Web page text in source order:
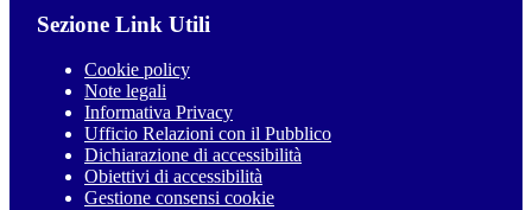
Sezione Link Utili
Cookie policy
Note legali
Informativa Privacy
Ufficio Relazioni con il Pubblico
Dichiarazione di accessibilità
Obiettivi di accessibilità
Gestione consensi cookie